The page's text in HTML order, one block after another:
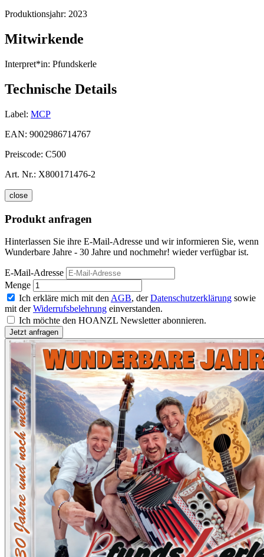
Produktionsjahr: 2023
Mitwirkende
Interpret*in: Pfundskerle
Technische Details
Label: MCP
EAN: 9002986714767
Preiscode: C500
Art. Nr.: X800171476-2
close
Produkt anfragen
Hinterlassen Sie ihre E-Mail-Adresse und wir informieren Sie, wenn
Wunderbare Jahre - 30 Jahre und nochmehr! wieder verfügbar ist.
E-Mail-Adresse
Menge
Ich erkläre mich mit den AGB, derDatenschutzerklärung sowie
mit derWiderrufsbelehrung einverstanden.
Ich möchte den HOANZL Newsletter abonnieren.